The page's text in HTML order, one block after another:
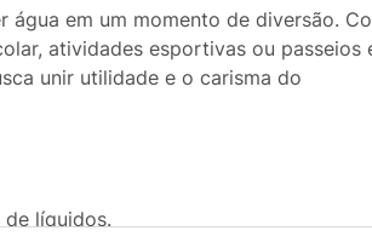
água em um momento de diversão.
atividades esportivas ou passeios
unir utilidade e o carisma do
líquidos.